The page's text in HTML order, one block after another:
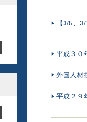
【3/5、
平成３０
外国人材
平成２９